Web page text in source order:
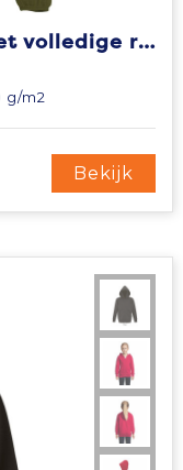
Artic fleece damesjack met volledige rits
g/m2
Bekijk